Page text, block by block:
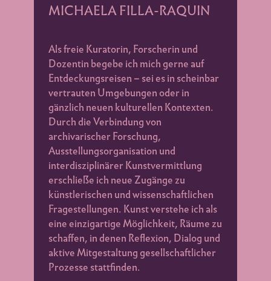
MICHAELA FILLA-RAQUIN
Als freie Kuratorin, Forscherin und
Dozentin begebe ich mich gerne auf
Entdeckungsreisen – sei es in scheinbar
vertrauten Umgebungen oder in
gänzlich neuen kulturellen Kontexten.
Durch die Verbindung von
archivarischer Forschung,
Ausstellungsorganisation und
interdisziplinärer Kunstvermittlung
erschließe ich neue Zugänge zu
künstlerischen und wissenschaftlichen
Fragestellungen. Kunst verstehe ich als
eine einzigartige Möglichkeit, Räume zu
schaffen, in denen Reflexion, Dialog und
aktive Mitgestaltung gesellschaftlicher
Prozesse stattfinden.